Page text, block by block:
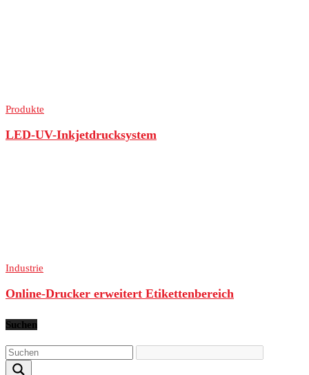
Produkte
LED-UV-Inkjetdrucksystem
Industrie
Online-Drucker erweitert Etikettenbereich
Suchen